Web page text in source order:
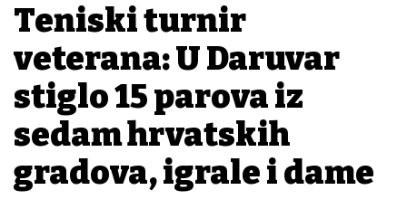
Teniski turnir
veterana: U Daruvar
stiglo 15 parova iz
sedam hrvatskih
gradova, igrale i dame